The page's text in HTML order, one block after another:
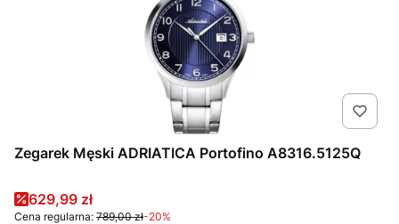
Zegarek Męski ADRIATICA Portofino A8316.5125Q
Cena promocyjna
629,99 zł
Cena regularna: 789,00 zł-20%